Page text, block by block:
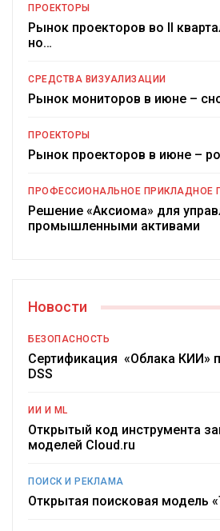
ПРОЕКТОРЫ
Рынок проекторов во II
но…
СРЕДСТВА ВИЗУАЛИЗАЦИИ
Рынок мониторов в июне –
ПРОЕКТОРЫ
Рынок проекторов в июне –
ПРОФЕССИОНАЛЬНОЕ ПРИКЛАДНОЕ
Решение «Аксиома» для
промышленными активами
Новости
БЕЗОПАСНОСТЬ
Сертификация «Облака КИИ»
DSS
ИИ И ML
Открытый код инструмента
моделей Cloud.ru
ПОИСК И РЕКЛАМА
Открытая поисковая модель